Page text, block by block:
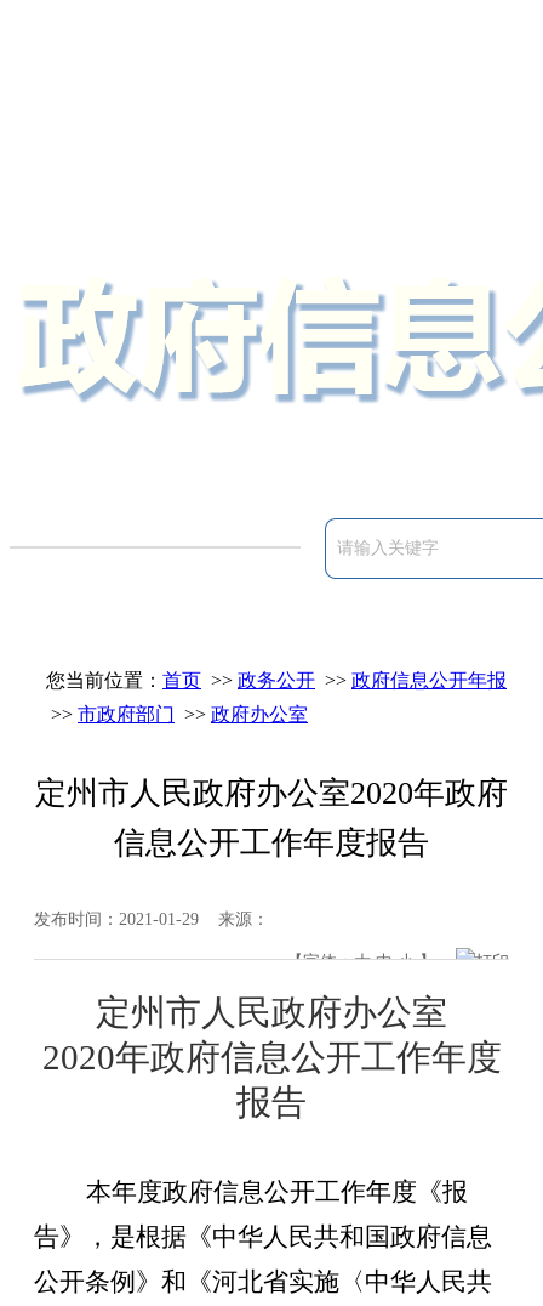
您当前位置： 首页 >> 政务公开 >> 政府信息公开年报
>> 市政府部门 >> 政府办公室
定州市人民政府办公室2020年政府
信息公开工作年度报告
发布时间：2021-01-29 来源：
【字体：大 中 小】 打印
定州市 人民政府办公室
2020年政府信息公开工作年度
报告
本年度政府信息公开工作年度《报
告》， 是根据《中华人民共和国政府信息
公开条例》和《河北省实施〈中华人民共